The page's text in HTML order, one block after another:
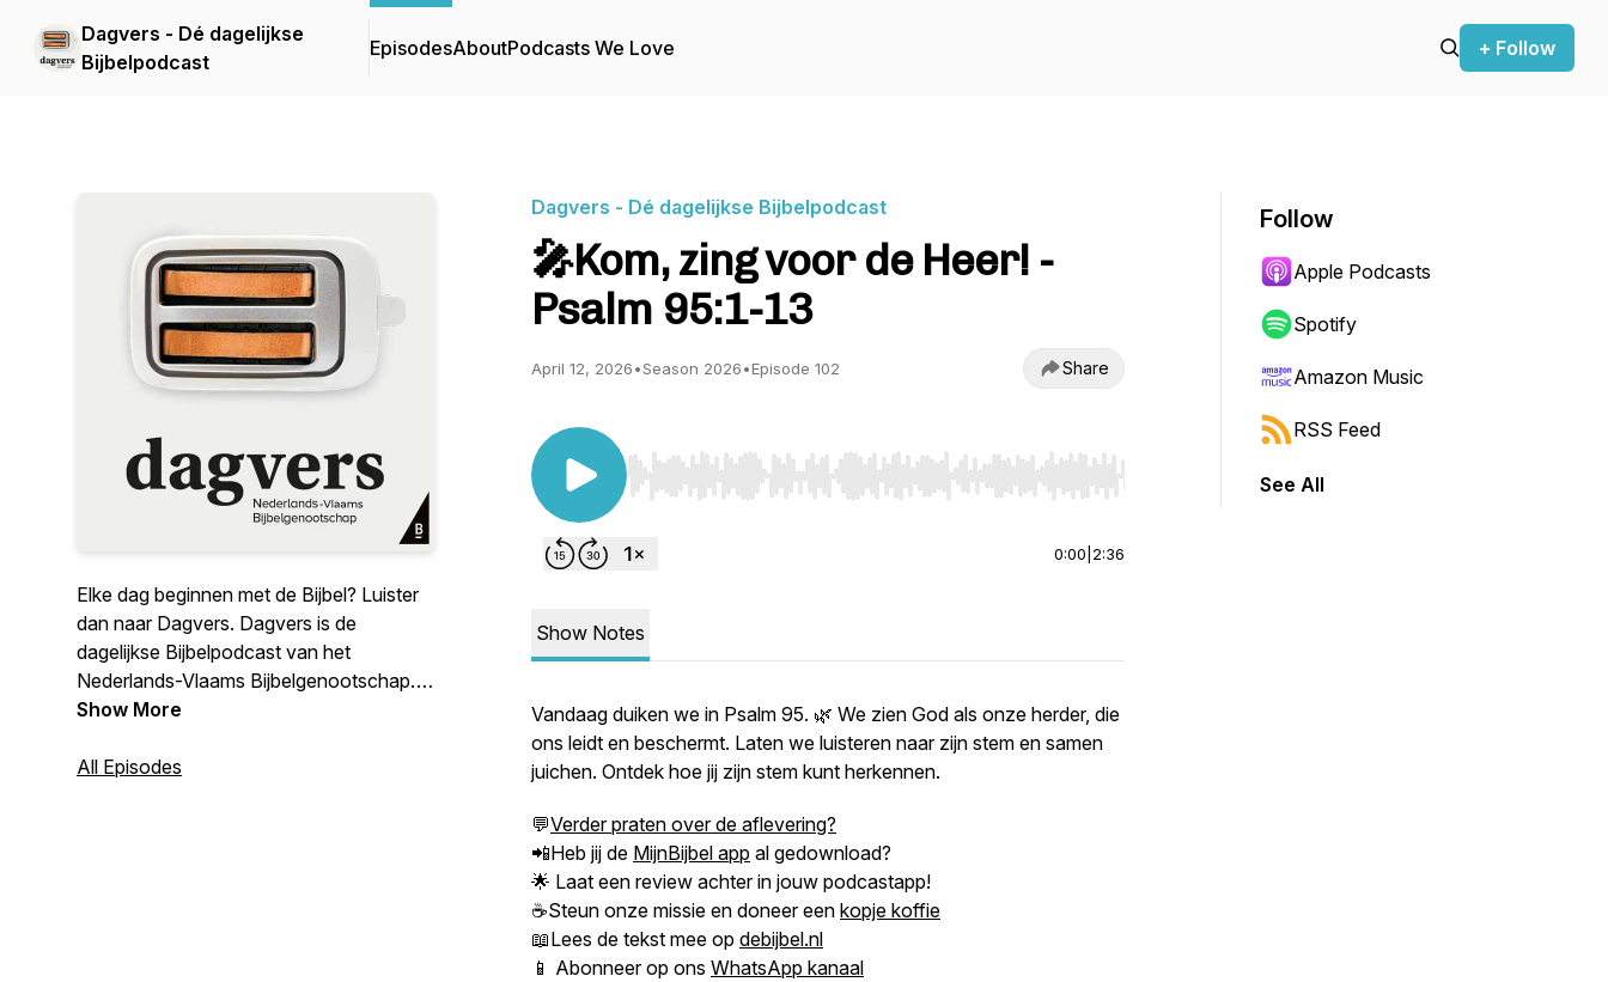
Dagvers - Dé dagelijkse
Bijbelpodcast
EpisodesAboutPodcasts We Love + Follow
Elke dag beginnen met de Bijbel? Luister
dan naar Dagvers. Dagvers is de
dagelijkse Bijbelpodcast van het
Nederlands-Vlaams Bijbelgenootschap.
Krijg Bijbelse inspiratie en een vraag of
de Bijbel echt dichtbij!
Show More
All Episodes
Dagvers - Dé dagelijkse Bijbelpodcast
🎤Kom, zing voor de Heer! -
Psalm 95:1-13
April 12, 2026•Season 2026•Episode 102 Share
Use Left/Right to seek, Home/End to jump to start or end. Hold shift to jump forward or backward.
0:00 2:36
Show Notes
Vandaag duiken we in Psalm 95. 🌿 We zien God als onze herder, die
ons leidt en beschermt. Laten we luisteren naar zijn stem en samen
juichen. Ontdek hoe jij zijn stem kunt herkennen.
💬Verder praten over de aflevering?
📲Heb jij de MijnBijbel app al gedownload?
🌟 Laat een review achter in jouw podcastapp!
☕Steun onze missie en doneer een kopje koffie
📖Lees de tekst mee op debijbel.nl
📱 Abonneer op ons WhatsApp kanaal
Follow
Apple Podcasts
Spotify
Amazon Music
RSS Feed
See All